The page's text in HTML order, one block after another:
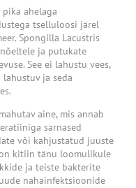
ahelaga
tselluloosi järel
Spongilla Lacustris
ja putukate
See ei lahustu vees,
ja seda
aine, mis annab
sarnased
või kahjustatud juuste
kitiin tänu loomulikule
ja teiste bakterite
nahainfektsioonide